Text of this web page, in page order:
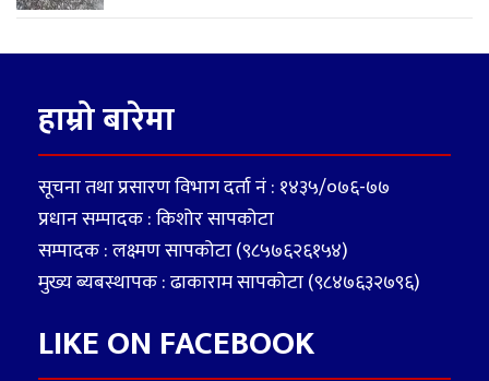
हाम्रो बारेमा
सूचना तथा प्रसारण विभाग दर्ता नं : १४३५/०७६-७७
प्रधान सम्पादक : किशोर सापकोटा
सम्पादक : लक्ष्मण सापकोटा (९८५७६२६१५४)
मुख्य ब्यबस्थापक : ढाकाराम सापकोटा (९८४७६३२७९६)
LIKE ON FACEBOOK